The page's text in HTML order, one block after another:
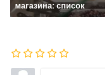
магазина: список